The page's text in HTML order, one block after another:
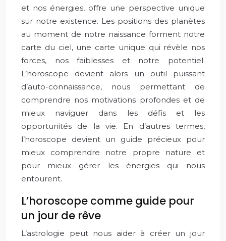
et nos énergies, offre une perspective unique
sur notre existence. Les positions des planètes
au moment de notre naissance forment notre
carte du ciel, une carte unique qui révèle nos
forces, nos faiblesses et notre potentiel.
L’horoscope devient alors un outil puissant
d’auto-connaissance, nous permettant de
comprendre nos motivations profondes et de
mieux naviguer dans les défis et les
opportunités de la vie. En d’autres termes,
l’horoscope devient un guide précieux pour
mieux comprendre notre propre nature et
pour mieux gérer les énergies qui nous
entourent.
L’horoscope comme guide pour
un jour de rêve
L’astrologie peut nous aider à créer un jour